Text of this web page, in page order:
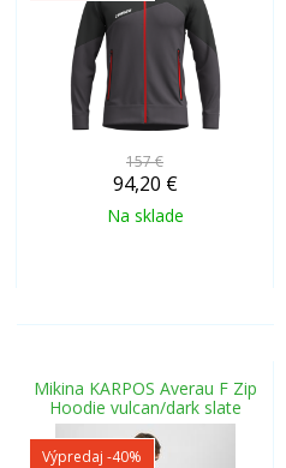
157 €
94,20 €
Na sklade
Mikina KARPOS Averau F Zip
Hoodie vulcan/dark slate
Výpredaj -40%